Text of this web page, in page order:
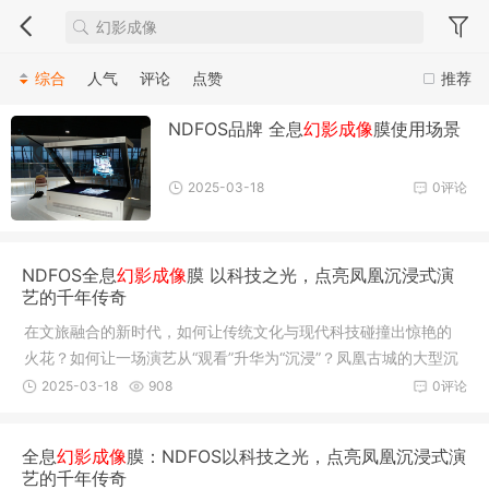
推荐
综合 人气 评论 点赞
NDFOS品牌 全息幻影成像膜使用场景
0评论
2025-03-18
NDFOS全息幻影成像膜 以科技之光，点亮凤凰沉浸式演
艺的千年传奇
在文旅融合的新时代，如何让传统文化与现代科技碰撞出惊艳的
火花？如何让一场演艺从“观看”升华为“沉浸”？凤凰古城的大型沉
浸式实景演出，凤凰沉浸式演艺场地给出了答案——借助NDFOS
凰遇见未来科技
0评论
2025-03-18 908
全息幻影成像膜：NDFOS以科技之光，点亮凤凰沉浸式演
艺的千年传奇